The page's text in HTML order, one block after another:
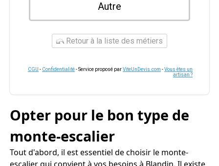
Autre
Retour à la liste des métiers
CGU - Confidentialité- Service proposé parViteUnDevis.com -Vous êtes un
artisan ?
Opter pour le bon type de
monte-escalier
Tout d'abord, il est essentiel de choisir le monte-